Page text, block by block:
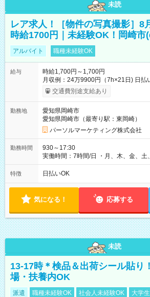
未読
レア求人！［物件の写真撮影］8
時給1700円｜未経験OK！岡崎市
アルバイト 職種未経験OK
給与
時給1,700円～1,700円
月収例：24万9900円（7h×21日) 日払い、週払いOK（規定有
り） 【試用期間】試用期間なし
交通費別途支給あり
勤務地
愛知県岡崎市
愛知県岡崎市（最寄り駅：東岡崎）
パーソルマーケティング株式会社
勤務時間
930～17:30
実働時間：7時間/日 ・月、木、金、土
は固定休です／夏季、年末年始等、長
フト！ 残業ほぼナシ（0～5h/月）
特徴 日払いOK
気になる！ 応募する
未読
13-17時＊検品＆出荷シール貼り
場・扶養内OK
派遣 職種未経験OK 社会人未経験OK 大学